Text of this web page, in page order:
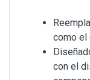
como el
con el